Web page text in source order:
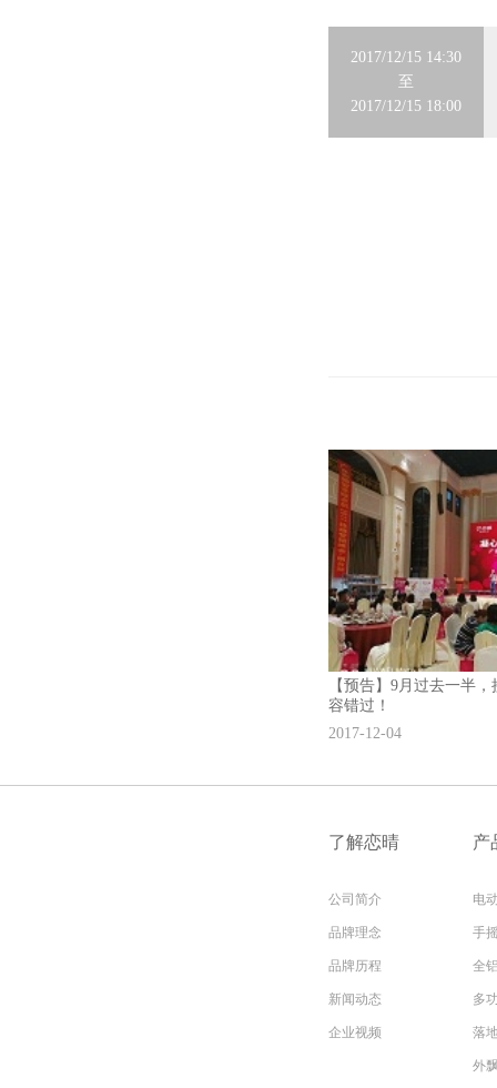
2017/12/15 14:30
至
2017/12/15 18:00
【预告】9月过去一半
容错过！
2017-12-04
了解恋晴
公司简介
品牌理念
品牌历程
新闻动态
企业视频
产
电
手
全
多
落
外